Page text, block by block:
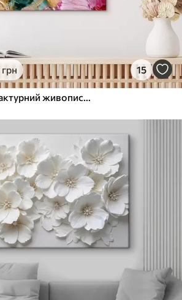
грн 15
Рожеві магнолії: фактурний живопис з об'ємними мазками